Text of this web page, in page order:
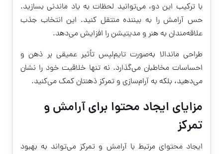
با ترکیب این دو، می‌توانید لحظات به یاد ماندنی بسازید.
حس آرامش را به بیننده منتقل کنید. این انتخاب جذب
علاقه‌مندان به هنر و مدیتیشن را افزایش می‌دهد.
طراحی ماندالا به‌صورت تایم‌لپس تأثیر عمیقی بر ذهن و
احساسات مخاطبان می‌گذارد. نه تنها خلاقیت خود را نشان
می‌دهید، بلکه به آرام‌سازی و تمرکز ذهنتان کمک می‌کنید.
مزایای ایجاد محتوا برای آرامش و
تمرکز
ایجاد محتوای مرتبط با آرامش و تمرکز می‌تواند به بهبود